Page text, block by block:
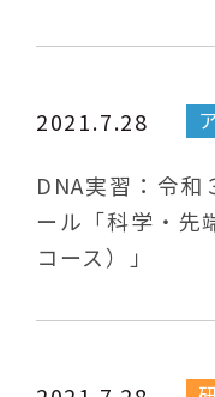
2021.7.28
DNA実習：令和
ール「科学・先
コース）」